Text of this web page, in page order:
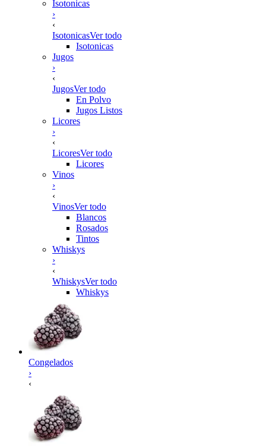
Isotonicas
›
‹
IsotonicasVer todo
Isotonicas
Jugos
›
‹
JugosVer todo
En Polvo
Jugos Listos
Licores
›
‹
LicoresVer todo
Licores
Vinos
›
‹
VinosVer todo
Blancos
Rosados
Tintos
Whiskys
›
‹
WhiskysVer todo
Whiskys
Congelados
›
‹